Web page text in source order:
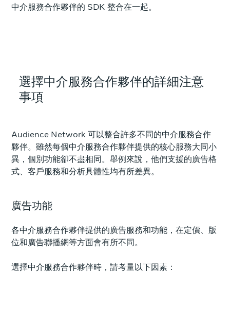
中介服務合作夥伴的 SDK 整合在一起。
選擇中介服務合作夥伴的詳細注意
事項
Audience Network 可以整合許多不同的中介服務合作
夥伴。雖然每個中介服務合作夥伴提供的核心服務大同小
異，個別功能卻不盡相同。舉例來說，他們支援的廣告格
式、客戶服務和分析具體性均有所差異。
廣告功能
各中介服務合作夥伴提供的廣告服務和功能，在定價、版
位和廣告聯播網等方面會有所不同。
選擇中介服務合作夥伴時，請考量以下因素：